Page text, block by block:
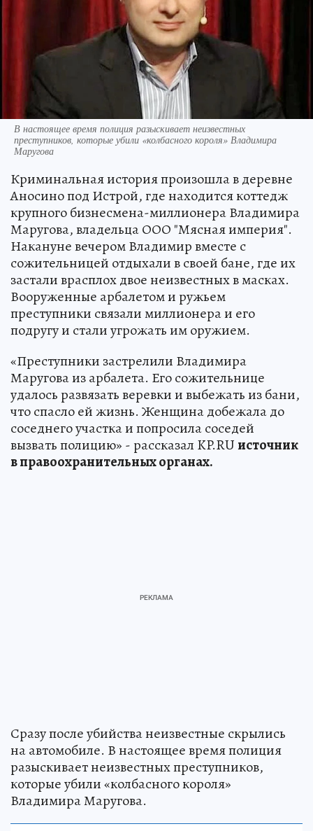
В настоящее время полиция разыскивает неизвестных
преступников, которые убили «колбасного короля» Владимира
Маругова
Криминальная история произошла в деревне
Аносино под Истрой, где находится коттедж
крупного бизнесмена-миллионера Владимира
Маругова, владельца ООО "Мясная империя".
Накануне вечером Владимир вместе с
сожительницей отдыхали в своей бане, где их
застали врасплох двое неизвестных в масках.
Вооруженные арбалетом и ружьем
преступники связали миллионера и его
подругу и стали угрожать им оружием.
«Преступники застрелили Владимира
Маругова из арбалета. Его сожительнице
удалось развязать веревки и выбежать из бани,
что спасло ей жизнь. Женщина добежала до
соседнего участка и попросила соседей
вызвать полицию» - рассказал KP.RUисточник
в правоохранительных органах.
Сразу после убийства неизвестные скрылись
на автомобиле. В настоящее время полиция
разыскивает неизвестных преступников,
которые убили «колбасного короля»
Владимира Маругова.